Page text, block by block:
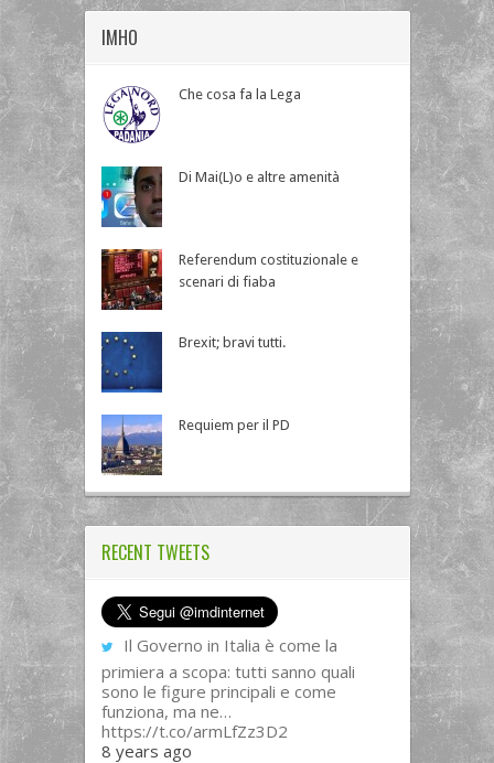
IMHO
Che cosa fa la Lega
Di Mai(L)o e altre amenità
Referendum costituzionale e
scenari di fiaba
Brexit; bravi tutti.
Requiem per il PD
RECENT TWEETS
Il Governo in Italia è come la
primiera a scopa: tutti sanno quali
sono le figure principali e come
funziona, ma ne…
https://t.co/armLfZz3D2
8 years ago